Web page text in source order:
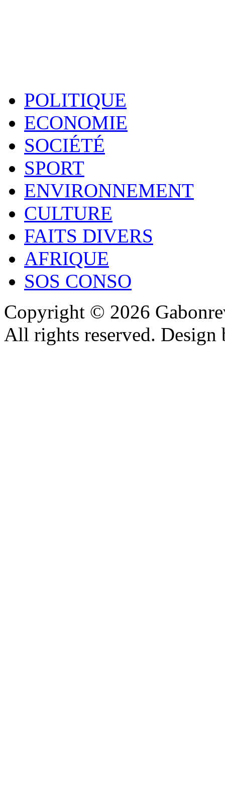
POLITIQUE
ECONOMIE
SOCIÉTÉ
SPORT
ENVIRONNEMENT
CULTURE
FAITS DIVERS
AFRIQUE
SOS CONSO
Copyright © 2026
All rights reserved.